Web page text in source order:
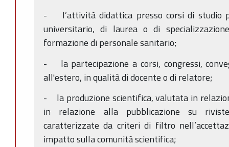
- l’attività didattica presso corsi di studio
universitario, di laurea o di
formazione di personale sanitario;
- la partecipazione a corsi, congressi,
all'estero, in qualità di docente o di relatore;
- la produzione scientifica, valutata in
in relazione alla pubblicazione su
caratterizzate da criteri di filtro
impatto sulla comunità scientifica;